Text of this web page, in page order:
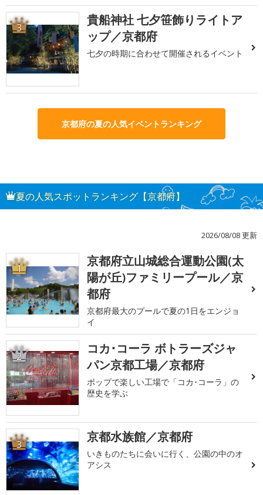
3
貴船神社 七夕笹飾りライトア
ップ／京都府
七夕の時期に合わせて開催されるイベント
京都府の夏の人気イベントランキング
夏の人気スポットランキング【京都府】
2026/08/08 更新
1
京都府立山城総合運動公園(太
陽が丘)ファミリープール／京
都府
京都府最大のプールで夏の1日をエンジョ
イ
2
コカ･コーラ ボトラーズジャ
パン京都工場／京都府
ポップで楽しい工場で「コカ･コーラ」の
歴史を学ぶ
3 京都水族館／京都府
いきものたちに会いに行く、公園の中のオ
アシス